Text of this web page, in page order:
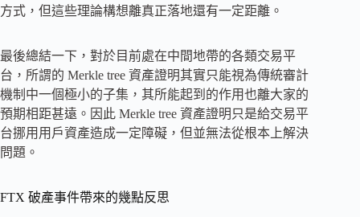
方式，但這些理論構想離真正落地還有一定距離。
最後總結一下，對於目前處在中間地帶的各類交易平
台，所謂的 Merkle tree 資產證明其實只能視為傳統審計
機制中一個極小的子集，其所能起到的作用也離大家的
預期相距甚遠。因此 Merkle tree 資產證明只是給交易平
台挪用用戶資產造成一定障礙，但並無法從根本上解決
問題。
FTX 破產事件帶來的幾點反思